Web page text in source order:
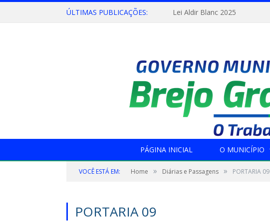
ÚLTIMAS PUBLICAÇÕES: Lei Aldir Blanc 2025
PÁGINA INICIAL O MUNICÍPIO
VOCÊ ESTÁ EM: Home » Diárias e Passagens » PORTARIA 09
PORTARIA 09